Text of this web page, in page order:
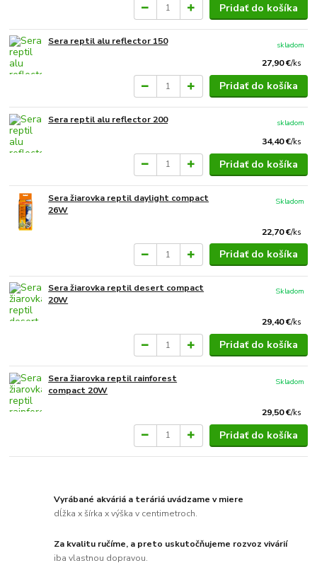
Pridať do košíka
Sera reptil alu reflector 150
27,90 €/ks
skladom
Pridať do košíka
Sera reptil alu reflector 200
34,40 €/ks
skladom
Pridať do košíka
Sera žiarovka reptil daylight compact
26W
22,70 €/ks
Skladom
Pridať do košíka
Sera žiarovka reptil desert compact
20W
29,40 €/ks
Skladom
Pridať do košíka
Sera žiarovka reptil rainforest
compact 20W
29,50 €/ks
Skladom
Pridať do košíka
Vyrábané akváriá a teráriá uvádzame v miere
dĺžka x šírka x výška v centimetroch.
Za kvalitu ručíme, a preto uskutočňujeme rozvoz vivárií
iba vlastnou dopravou.